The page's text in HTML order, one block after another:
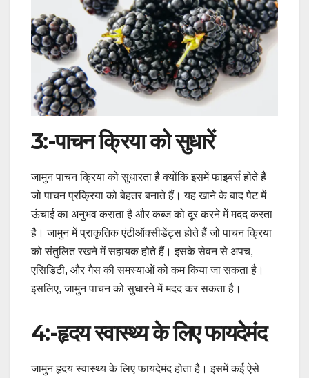
3:-पाचन क्रिया को सुधारें
जामुन पाचन क्रिया को सुधारता है क्योंकि इसमें फाइबर्स होते हैं
जो पाचन प्रक्रिया को बेहतर बनाते हैं। यह खाने के बाद पेट में
ऊंचाई का अनुभव कराता है और कब्ज को दूर करने में मदद करता
है। जामुन में प्राकृतिक एंटीऑक्सीडेंट्स होते हैं जो पाचन क्रिया
को संतुलित रखने में सहायक होते हैं। इसके सेवन से अपच,
एसिडिटी, और गैस की समस्याओं को कम किया जा सकता है।
इसलिए, जामुन पाचन को सुधारने में मदद कर सकता है।
4:-हृदय स्वास्थ्य के लिए फायदेमंद
जामुन हृदय स्वास्थ्य के लिए फायदेमंद होता है। इसमें कई ऐसे